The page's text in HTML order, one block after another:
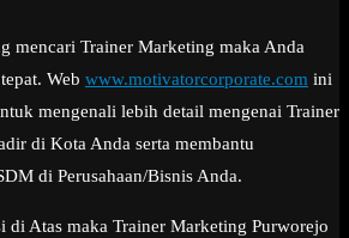
mencari Trainer Marketing maka Anda
Web www.motivatorcorporate.com ini
mengenali lebih detail mengenai Trainer
di Kota Anda serta membantu
di Perusahaan/Bisnis Anda.
di Atas maka Trainer Marketing Purworejo